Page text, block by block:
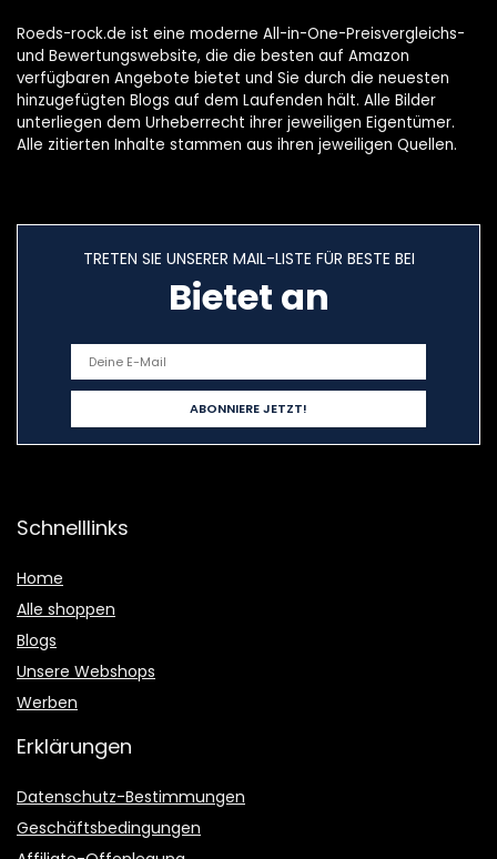
Roeds-rock.de ist eine moderne All-in-One-Preisvergleichs-
und Bewertungswebsite, die die besten auf Amazon
verfügbaren Angebote bietet und Sie durch die neuesten
hinzugefügten Blogs auf dem Laufenden hält. Alle Bilder
unterliegen dem Urheberrecht ihrer jeweiligen Eigentümer.
Alle zitierten Inhalte stammen aus ihren jeweiligen Quellen.
TRETEN SIE UNSERER MAIL-LISTE FÜR BESTE BEI
Bietet an
Schnelllinks
Home
Alle shoppen
Blogs
Unsere Webshops
Werben
Erklärungen
Datenschutz-Bestimmungen
Geschäftsbedingungen